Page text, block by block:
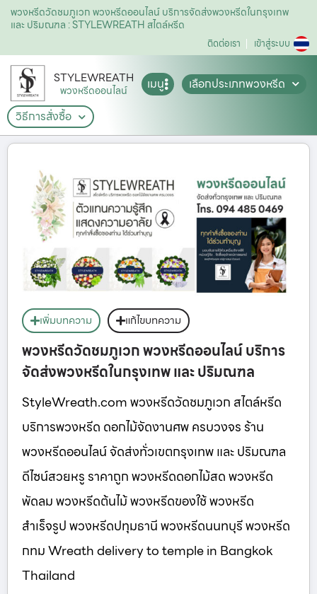
พวงหรีดวัดชมภูเวก พวงหรีดออนไลน์ บริการจัดส่งพวงหรีดในกรุงเทพ
และ ปริมณฑล : STYLEWREATH สไตล์หรีด
ติดต่อเรา เข้าสู่ระบบ
STYLEWREATH
พวงหรีดออนไลน์ เมนู
เลือกประเภทพวงหรีด
วิธีการสั่งซื้อ
เพิ่มบทความ แก้ไขบทความ
พวงหรีดวัดชมภูเวก พวงหรีดออนไลน์ บริการ
จัดส่งพวงหรีดในกรุงเทพ และ ปริมณฑล
StyleWreath.com พวงหรีดวัดชมภูเวก สไตล์หรีด
บริการพวงหรีด ดอกไม้จัดงานศพ ครบวงจร ร้าน
พวงหรีดออนไลน์ จัดส่งทั่วเขตกรุงเทพ และ ปริมณฑล
ดีไซน์สวยหรู ราคาถูก พวงหรีดดอกไม้สด พวงหรีด
พัดลม พวงหรีดต้นไม้ พวงหรีดของใช้ พวงหรีด
สำเร็จรูป พวงหรีดปทุมธานี พวงหรีดนนทบุรี พวงหรีด
กทม Wreath delivery to temple in Bangkok
Thailand